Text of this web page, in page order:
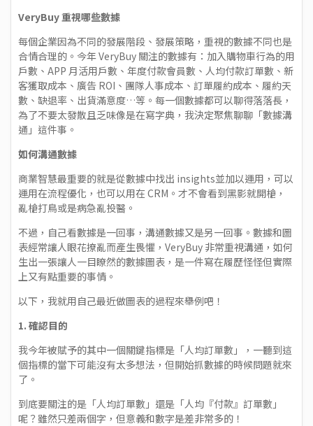
VeryBuy重視哪些數據
每個企業因為不同的發展階段、發展策略，重視的數據不同也是
合情合理的。今年 VeryBuy 關注的數據有：加入購物車行為的用
戶數、APP 月活用戶數、年度付款會員數、人均付款訂單數、新
客獲取成本、廣告 ROI、團隊人事成本、訂單履約成本、履約天
數、缺退率、出貨滿意度…等。每一個數據都可以聊得落落長，
為了不要太發散且乏味像是在寫字典，我決定聚焦聊聊「數據溝
通」這件事。
如何溝通數據
商業智慧最重要的就是從數據中找出 insights並加以運用，可以
運用在流程優化，也可以用在 CRM。才不會看到黑影就開槍，
亂槍打鳥或是病急亂投醫。
不過，自己看數據是一回事，溝通數據又是另一回事。數據和圖
表經常讓人眼花撩亂而產生畏懼，VeryBuy 非常重視溝通，如何
生出一張讓人一目瞭然的數據圖表，是一件寫在履歷怪怪但實際
上又有點重要的事情。
以下，我就用自己最近做圖表的過程來舉例吧！
1. 確認目的
我今年被賦予的其中一個關鍵指標是「人均訂單數」，一聽到這
個指標的當下可能沒有太多想法，但開始抓數據的時候問題就來
了。
到底要關注的是「人均訂單數」還是「人均『付款』訂單數」
呢？雖然只差兩個字，但意義和數字是差非常多的！